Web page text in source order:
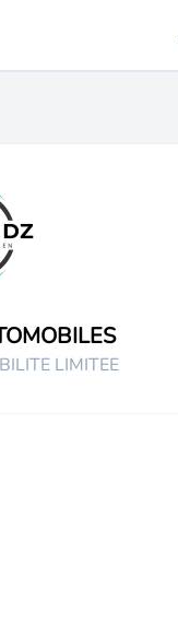
LIMITEE